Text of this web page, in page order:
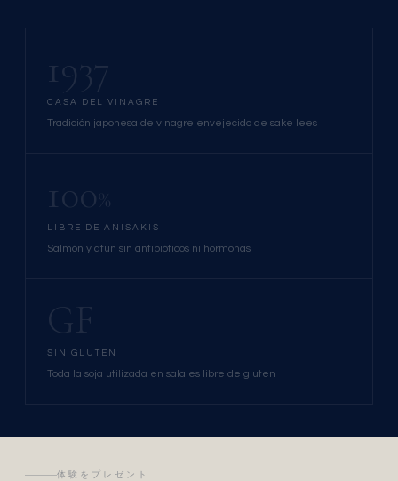
1937
CASA DEL VINAGRE
Tradición japonesa de vinagre envejecido de sake lees
100%
LIBRE DE ANISAKIS
Salmón y atún sin antibióticos ni hormonas
GF
SIN GLUTEN
Toda la soja utilizada en sala es libre de gluten
体験をプレゼント